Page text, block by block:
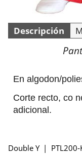
Descripción
En algodon/
Corte recto, co
adicional.
Double Y PTL200-